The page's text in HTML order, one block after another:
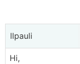
llpauli
Hi,